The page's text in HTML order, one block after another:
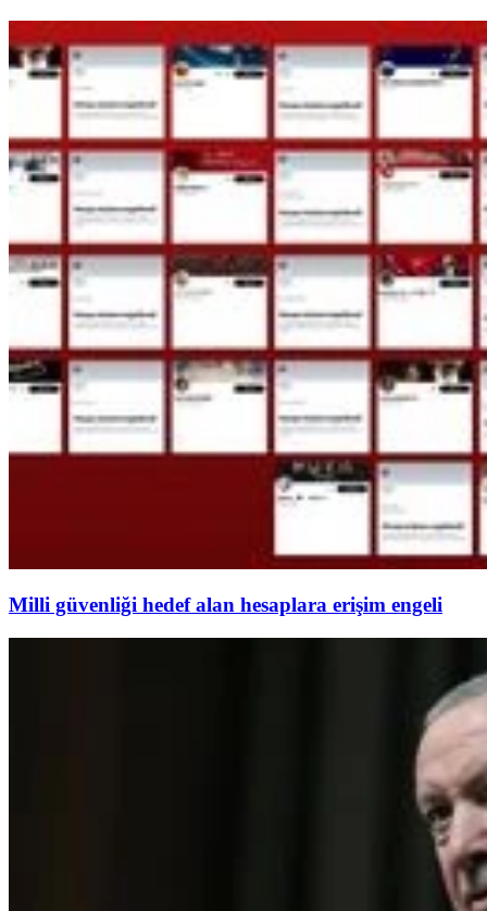
Milli güvenliği hedef alan hesaplara erişim engeli